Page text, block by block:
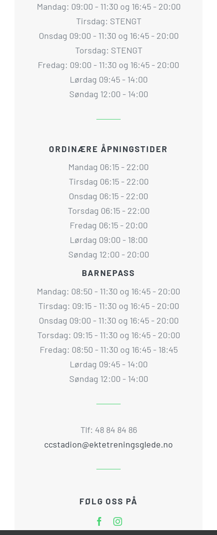
Mandag: 09:00 - 11:30 og 16:45 - 20:00
Tirsdag: STENGT
Onsdag 09:00 - 11:30 og 16:45 - 20:00
Torsdag: STENGT
Fredag: 09:00 - 11:30 og 16:45 - 20:00
Lørdag 09:45 - 14:00
Søndag 12:00 - 14:00
ORDINÆRE ÅPNINGSTIDER
Mandag 06:15 - 22:00
Tirsdag 06:15 - 22:00
Onsdag 06:15 - 22:00
Torsdag 06:15 - 22:00
Fredag 06:15 - 20:00
Lørdag 09:00 - 18:00
Søndag 12:00 - 20:00
BARNEPASS
Mandag: 08:50 - 11:30 og 16:45 - 20:00
Tirsdag: 09:15 - 11:30 og 16:45 - 20:00
Onsdag 09:00 - 11:30 og 16:45 - 20:00
Torsdag: 09:15 - 11:30 og 16:45 - 20:00
Fredag: 08:50 - 11:30 og 16:45 - 18:45
Lørdag 09:45 - 14:00
Søndag 12:00 - 14:00
Tlf: 48 84 84 86
ccstadion@ektetreningsglede.no
FØLG OSS PÅ